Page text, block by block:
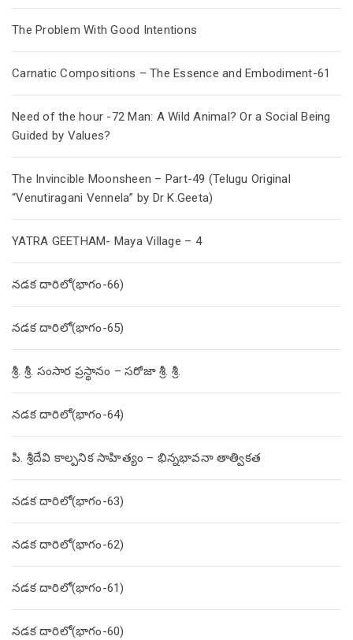
The Problem With Good Intentions
Carnatic Compositions – The Essence and Embodiment-61
Need of the hour -72 Man: A Wild Animal? Or a Social Being
Guided by Values?
The Invincible Moonsheen – Part-49 (Telugu Original
“Venutiragani Vennela” by Dr K.Geeta)
YATRA GEETHAM- Maya Village – 4
నడక దారిలో(భాగం-66)
నడక దారిలో(భాగం-65)
శ్రీ. శ్రీ. సంసార ప్రస్థానం – సరోజా శ్రీ. శ్రీ.
నడక దారిలో(భాగం-64)
పి. శ్రీదేవి కాల్పనిక సాహిత్యం – భిన్నభావనా తాత్వికత
నడక దారిలో(భాగం-63)
నడక దారిలో(భాగం-62)
నడక దారిలో(భాగం-61)
నడక దారిలో(భాగం-60)